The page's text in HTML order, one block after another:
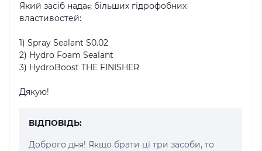
Який засіб надає більших гідрофобних
властивостей:
1) Spray Sealant S0.02
2) Hydro Foam Sealant
3) HydroBoost THE FINISHER
Дякую!
ВІДПОВІДЬ:
Доброго дня! Якщо брати ці три засоби, то